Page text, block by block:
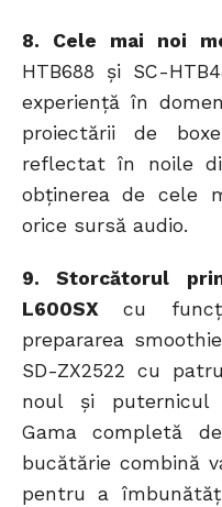
8. Cele mai noi
HTB688 și SC-
experiență în
proiectării de
reflectat în noile
obținerea de cele
orice sursă audio.
9. Storcătorul
L600SX cu
prepararea
SD-ZX2522 cu
noul și puternicul
Gama completă
bucătărie combină
pentru a